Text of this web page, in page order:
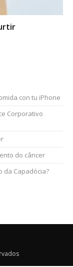
con tu iPhone
Corporativo
do câncer
da Capadócia?